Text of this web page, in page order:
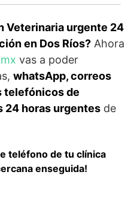
Veterinaria urgente 24
en Dos Ríos? Ahora
vas a poder
whatsApp, correos
telefónicos de
24 horas urgentes de
teléfono de tu clínica
enseguida!